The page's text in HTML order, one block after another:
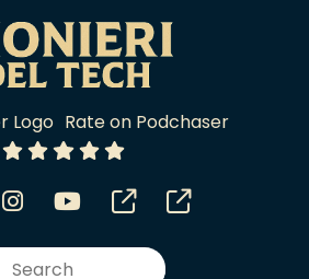
Rate on Podchaser